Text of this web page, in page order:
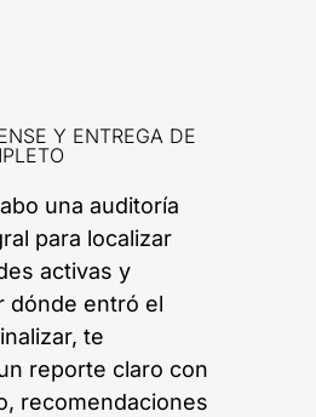
Y ENTREGA DE
una auditoría
para localizar
activas y
dónde entró el
te
reporte claro con
recomendaciones